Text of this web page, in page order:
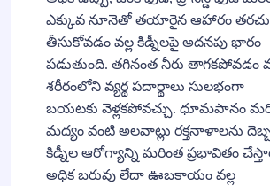
ఎక్కువ నూనెతో తయారైన ఆహారం
తీసుకోవడం వల్ల కిడ్నీలపై అదనపు భారం
పడుతుంది. తగినంత నీరు తాగకపోవడం
శరీరంలోని వ్యర్థ పదార్థాలు సులభంగా
బయటకు వెళ్లకపోవచ్చు. ధూమపానం
మద్యం వంటి అలవాట్లు రక్తనాళాలను
కిడ్నీల ఆరోగ్యాన్ని మరింత ప్రభావితం
అధిక బరువు లేదా ఊబకాయం వల్ల